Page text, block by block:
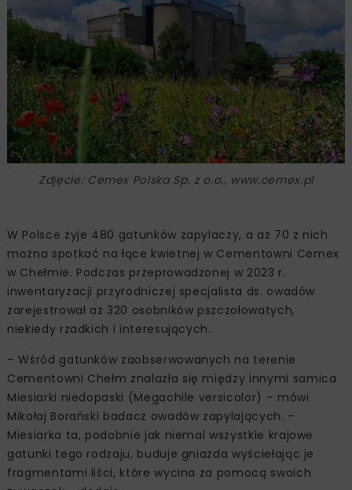
Zdjęcie: Cemex Polska Sp. z o.o., www.cemex.pl
W Polsce żyje 480 gatunków zapylaczy, a aż 70 z nich
można spotkać na łące kwietnej w Cementowni Cemex
w Chełmie. Podczas przeprowadzonej w 2023 r.
inwentaryzacji przyrodniczej specjalista ds. owadów
zarejestrował aż 320 osobników pszczołowatych,
niekiedy rzadkich i interesujących.
– Wśród gatunków zaobserwowanych na terenie
Cementowni Chełm znalazła się między innymi samica
Miesiarki niedopaski (Megachile versicolor) – mówi
Mikołaj Borański badacz owadów zapylających. –
Miesiarka ta, podobnie jak niemal wszystkie krajowe
gatunki tego rodzaju, buduje gniazda wyściełając je
fragmentami liści, które wycina za pomocą swoich